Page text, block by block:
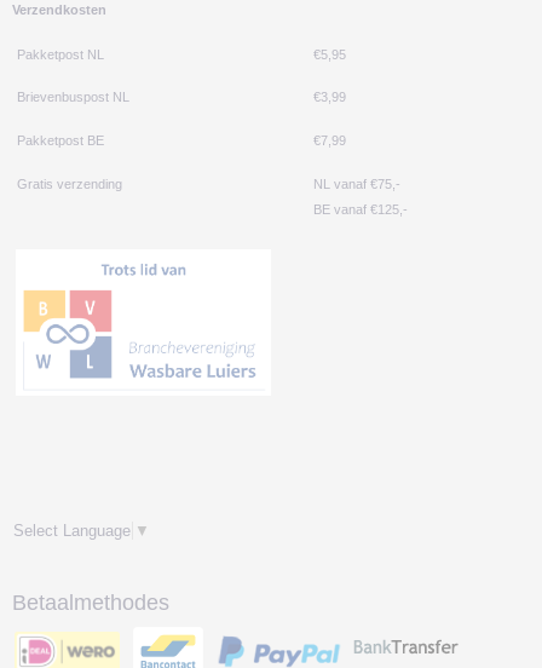
Verzendkosten
Pakketpost NL €5,95
Brievenbuspost NL €3,99
Pakketpost BE €7,99
Gratis verzending
NL vanaf €75,-
BE vanaf €125,-
Select Language ▼
Betaalmethodes